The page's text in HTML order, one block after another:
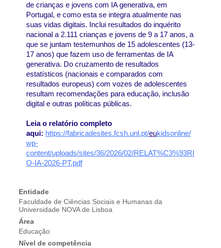
de crianças e jovens com IA generativa, em
Portugal, e como esta se integra atualmente nas
suas vidas digitais. Inclui resultados do inquérito
nacional a 2.111 crianças e jovens de 9 a 17 anos, a
que se juntam testemunhos de 15 adolescentes (13-
17 anos) que fazem uso de ferramentas de IA
generativa. Do cruzamento de resultados
estatísticos (nacionais e comparados com
resultados europeus) com vozes de adolescentes
resultam recomendações para educação, inclusão
digital e outras políticas públicas.
Leia o relatório completo
aqui: https://fabricadesites.fcsh.unl.pt/eukidsonline/
wp-
content/uploads/sites/36/2026/02/RELAT%C3%93RI
O-IA-2026-PT.pdf
Entidade
Faculdade de Ciências Sociais e Humanas da
Universidade NOVA de Lisboa
Área
Educação
Nível de competência